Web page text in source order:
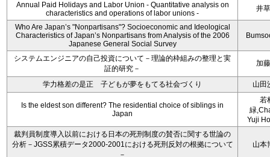
Annual Paid Holidays and Labor Union - Quantitative analysis on
characteristics and operations of labor unions -
井
Who Are Japan’s "Nonpartisans"? Socioeconomic and Ideological
Characteristics of Japan’s Nonpartisans from Analysis of the 2006
Japanese General Social Survey
システムエンジニアの自己投資について－理論的枠組みの整理と実
証的研究－
加
学力格差の是正 子どもが夢をもてる社会づくり 山田
Is the eldest son different? The residential choice of siblings in
Japan
若
緑
Yuji
裁判員制度導入以前における日本の死刑制度の賛否に関する世論の
分析－JGSS累積データ2000-2001における死刑反対の根拠について
－
山本